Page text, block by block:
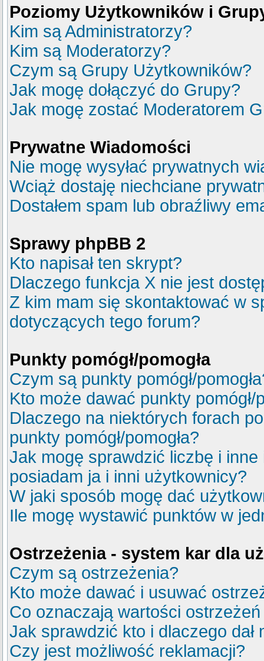
Poziomy Użytkowników i
Kim są Administratorzy?
Kim są Moderatorzy?
Czym są Grupy Użytkowników?
Jak mogę dołączyć do Grupy?
Jak mogę zostać Moderatorem
Prywatne Wiadomości
Nie mogę wysyłać prywatnych
Wciąż dostaję niechciane
Dostałem spam lub obraźliwy
Sprawy phpBB 2
Kto napisał ten skrypt?
Dlaczego funkcja X nie jest
Z kim mam się skontaktować w
dotyczących tego forum?
Punkty pomógł/pomogła
Czym są punkty pomógł/
Kto może dawać punkty pomógł/
Dlaczego na niektórych forach
punkty pomógł/pomogła?
Jak mogę sprawdzić liczbę i
posiadam ja i inni użytkownicy?
W jaki sposób mogę dać
Ile mogę wystawić punktów w
Ostrzeżenia - system kar dla
Czym są ostrzeżenia?
Kto może dawać i usuwać
Co oznaczają wartości
Jak sprawdzić kto i dlaczego dał
Czy jest możliwość reklamacji?